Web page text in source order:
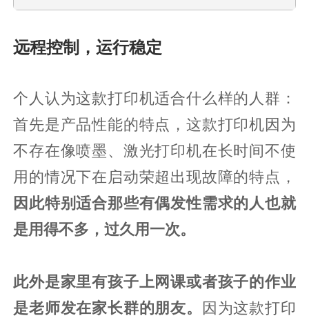
远程控制，运行稳定
个人认为这款打印机适合什么样的人群：
首先是产品性能的特点，这款打印机因为
不存在像喷墨、激光打印机在长时间不使
用的情况下在启动荣超出现故障的特点，
因此特别适合那些有偶发性需求的人也就
是用得不多，过久用一次。
此外是家里有孩子上网课或者孩子的作业
是老师发在家长群的朋友。
因为这款打印